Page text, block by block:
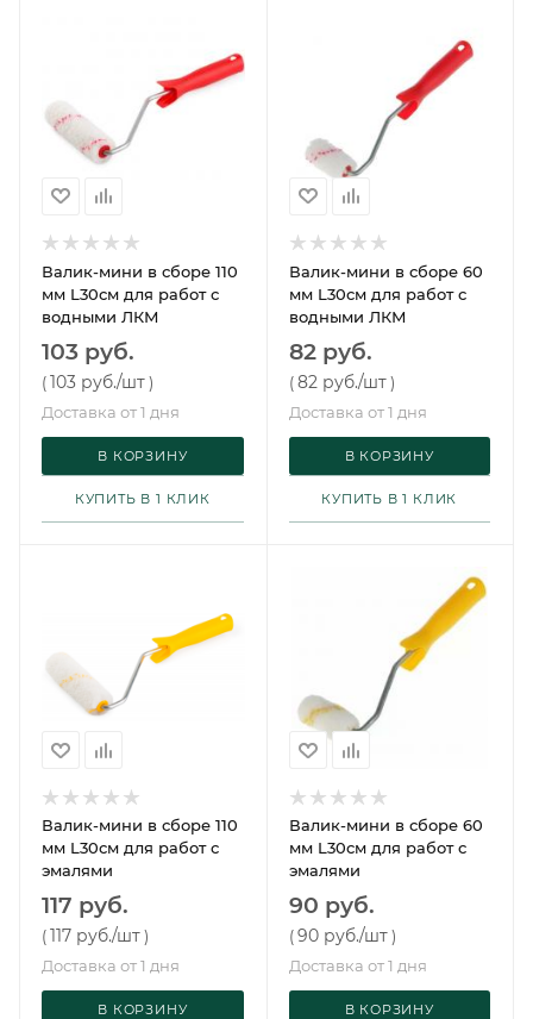
Валик-мини в сборе 110
мм L30см для работ с
водными ЛКМ
103 руб.
(103 руб./шт)
Доставка от 1 дня
В КОРЗИНУ
КУПИТЬ В 1 КЛИК
Валик-мини в сборе 60
мм L30см для работ с
водными ЛКМ
82 руб.
(82 руб./шт )
Доставка от 1 дня
В КОРЗИНУ
КУПИТЬ В 1 КЛИК
Валик-мини в сборе 110
мм L30см для работ с
эмалями
117 руб.
(117 руб./шт)
Доставка от 1 дня
В КОРЗИНУ
Валик-мини в сборе 60
мм L30см для работ с
эмалями
90 руб.
(90 руб./шт )
Доставка от 1 дня
В КОРЗИНУ